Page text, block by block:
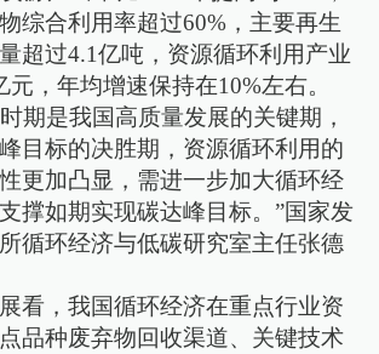
综合利用率超过60%，主要再生
超过4.1亿吨，资源循环利用产业
，年均增速保持在10%左右。
时期是我国高质量发展的关键期，
目标的决胜期，资源循环利用的
更加凸显，需进一步加大循环经
撑如期实现碳达峰目标。”国家发
循环经济与低碳研究室主任张德
看，我国循环经济在重点行业资
品种废弃物回收渠道、关键技术